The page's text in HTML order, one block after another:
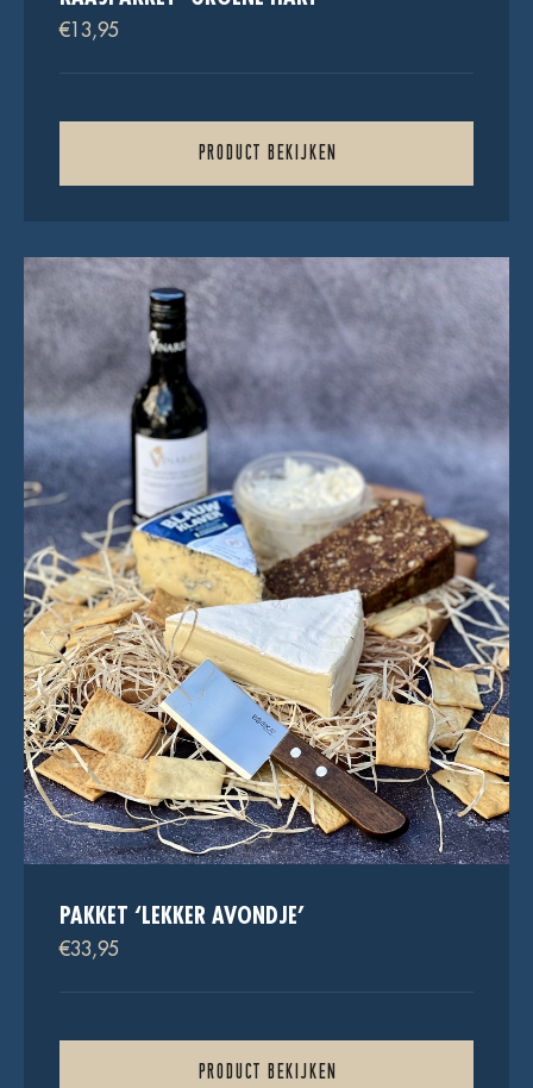
€13,95
PRODUCT BEKIJKEN
PAKKET ‘LEKKER AVONDJE’
€33,95
PRODUCT BEKIJKEN